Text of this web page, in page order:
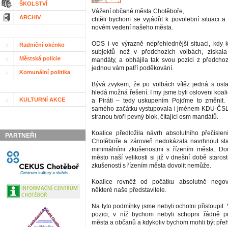
ŠKOLSTVÍ
ARCHIV
Radniční okénko
Městská policie
Komunální politika
KULTURNÍ AKCE
PARTNEŘI
Vážení občané města Chotěboře,
chtěli bychom se vyjádřit k povolební situaci
novém vedení našeho města.
ODS i ve výrazně nepřehlednější situaci, kdy
subjektů než v předchozích volbách,
mandáty, a obhájila tak svou pozici z
jednou vám patří poděkování.
Bývá zvykem, že po volbách vítěz jedná s
hledá možná řešení. I my jsme byli osloveni
a Piráti – tedy uskupením Pojďme to změnit.
samého začátku vystupovala i jménem KDU-
stranou tvoří pevný blok, čítající osm mandátů.
Koalice předložila návrh absolutního
Chotěboře a zároveň nedokázala navrhnout
minimálními zkušenostmi s řízením města.
město naší velikosti si již v dnešní době
zkušeností s řízením města dovolit nemůže.
Koalice rovněž od počátku absolutně
některé naše představitele.
Na tyto podmínky jsme nebyli ochotni přistoupit.
pozici, v níž bychom nebyli schopni řádně
města a občanů a kdykoliv bychom mohli být